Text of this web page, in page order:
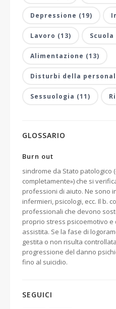
Depressione (19)
Lavoro (13) Scuola
Alimentazione (13)
Disturbi della
Sessuologia (11)
GLOSSARIO
Burn out
sindrome da Stato patologico
completamente») che si
professioni di aiuto. Ne sono
infermieri, psicologi, ecc. Il b.
professionali che devono
proprio stress psicoemotivo
assistita. Se la fase di
gestita o non risulta
progressione del danno
fino al suicidio.
SEGUICI